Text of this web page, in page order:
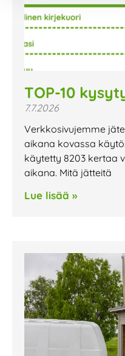
TOP-10
7.7.2026
Verkkosivujemme
aikana kovassa
käytetty 8203 kertaa
aikana. Mitä jätteitä
Lue lisää »